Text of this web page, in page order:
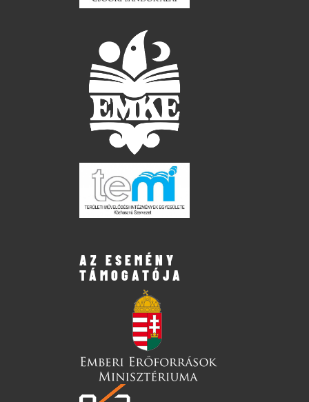
AZ ESEMÉNY
TÁMOGATÓJA